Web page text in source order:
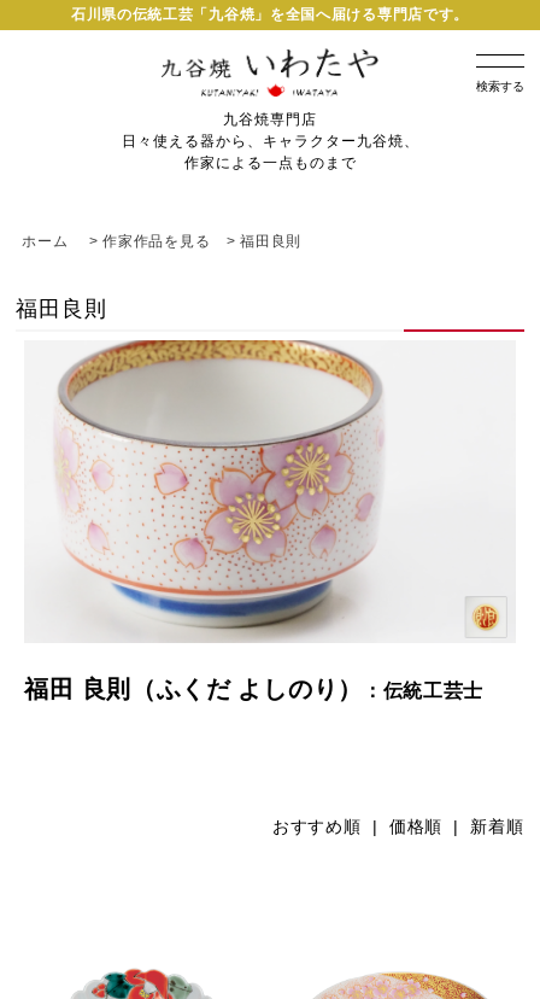
石川県の伝統工芸「九谷焼」を全国へ届ける専門店です。
検索する
九谷焼専門店
日々使える器から、キャラクター九谷焼、
作家による一点ものまで
ホーム >作家作品を見る >福田良則
福田良則
福田 良則（ふくだ よしのり） ：伝統工芸士
おすすめ順 | 価格順 | 新着順